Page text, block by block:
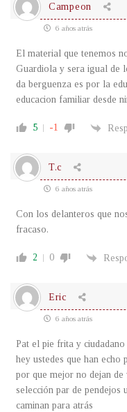
Campeon
6 años atrás
El material que tenemos
Guardiola y sera igual de
da berguenza es por la
educacion familiar desde
5 -1
T.c
6 años atrás
Con los delanteros que
fracaso.
2 0
Eric
6 años atrás
Pat el pie frita y ciudadano
hey ustedes que han echo
por que mejor no dejan
selección par de pendejos
caminan para atrás